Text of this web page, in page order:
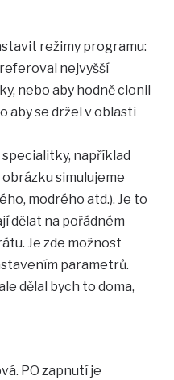
režimy programu:
nejvyšší
nebo aby hodně clonil
aby se držel v oblasti
například
simulujeme
modrého atd.). Je to
dělat na pořádném
Je zde možnost
parametrů.
dělal bych to doma,
PO zapnutí je